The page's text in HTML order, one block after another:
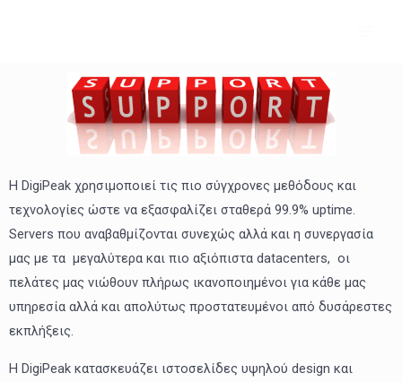
Η DigiPeak χρησιμοποιεί τις πιο σύγχρονες μεθόδους και
τεχνολογίες ώστε να εξασφαλίζει σταθερά 99.9% uptime.
Servers που αναβαθμίζονται συνεχώς αλλά και η συνεργασία
μας με τα μεγαλύτερα και πιο αξιόπιστα datacenters, οι
πελάτες μας νιώθουν πλήρως ικανοποιημένοι για κάθε μας
υπηρεσία αλλά και απολύτως προστατευμένοι από δυσάρεστες
εκπλήξεις.
Η DigiPeak κατασκευάζει ιστοσελίδες υψηλού design και